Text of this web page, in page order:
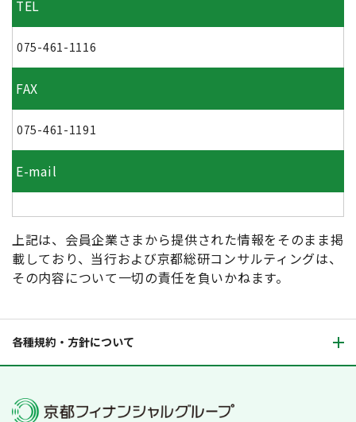
TEL
075-461-1116
FAX
075-461-1191
E-mail
上記は、会員企業さまから提供された情報をそのまま掲
載しており、当行および京都総研コンサルティングは、
その内容について一切の責任を負いかねます。
各種規約・方針について